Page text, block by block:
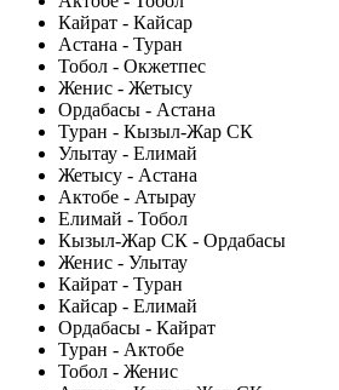
Кайрат - Кайсар
Астана - Туран
Тобол - Окжетпес
Женис - Жетысу
Ордабасы - Астана
Туран - Кызыл-Жар СК
Улытау - Елимай
Жетысу - Астана
Актобе - Атырау
Елимай - Тобол
Кызыл-Жар СК - Ордабасы
Женис - Улытау
Кайрат - Туран
Кайсар - Елимай
Ордабасы - Кайрат
Туран - Актобе
Тобол - Женис